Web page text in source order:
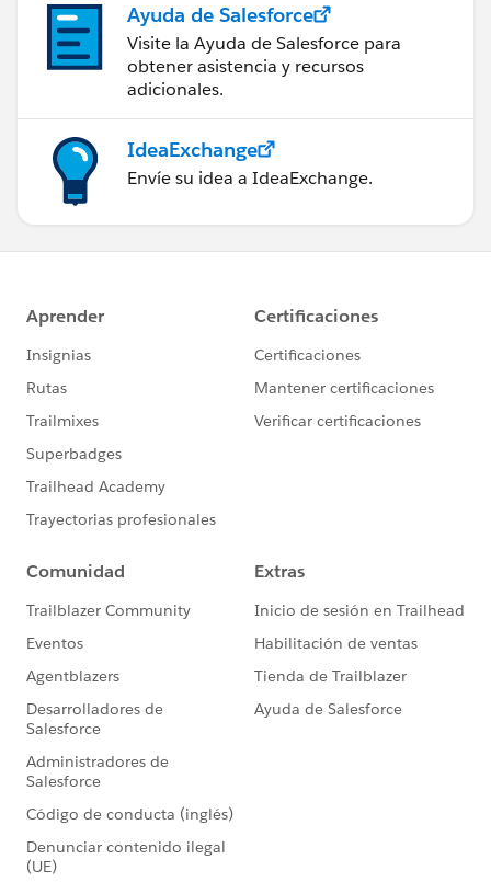
最後に補足ですが、接続先がBigQueryのライブ接続な
ら、専用関数のGROUP_CONCATを使うことでデータソ
ースの加工の必要も無く1シート上で実現できます。
Ayuda de Salesforce
Visite la Ayuda de Salesforce para
obtener asistencia y recursos
adicionales.
IdeaExchange
Envíe su idea a IdeaExchange.